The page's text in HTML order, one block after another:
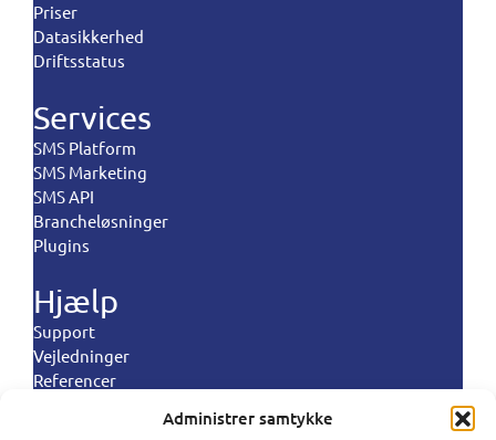
Administrer samtykke
Priser
Datasikkerhed
Driftsstatus
Services
SMS Platform
SMS Marketing
SMS API
Brancheløsninger
Plugins
Hjælp
Support
Vejledninger
Referencer